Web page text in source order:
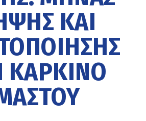
ΚΑΙ
ΚΑΡΚΊΝΟ